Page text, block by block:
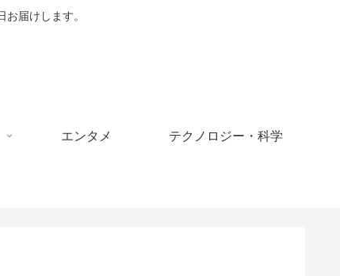
届けします。
エンタメ テクノロジー・科学